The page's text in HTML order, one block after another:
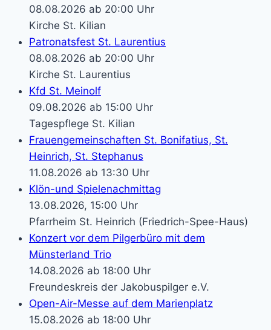
08.08.2026 ab 20:00 Uhr
Kirche St. Kilian
Patronatsfest St. Laurentius
08.08.2026 ab 20:00 Uhr
Kirche St. Laurentius
Kfd St. Meinolf
09.08.2026 ab 15:00 Uhr
Tagespflege St. Kilian
Frauengemeinschaften St. Bonifatius, St.
Heinrich, St. Stephanus
11.08.2026 ab 13:30 Uhr
Klön-und Spielenachmittag
13.08.2026, 15:00 Uhr
Pfarrheim St. Heinrich (Friedrich-Spee-Haus)
Konzert vor dem Pilgerbüro mit dem
Münsterland Trio
14.08.2026 ab 18:00 Uhr
Freundeskreis der Jakobuspilger e.V.
Open-Air-Messe auf dem Marienplatz
15.08.2026 ab 18:00 Uhr